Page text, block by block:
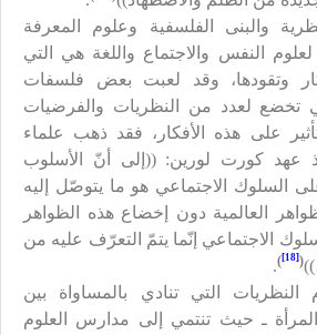
والبنى الفلسفية وعلوم المعرفة
النفس والاجتماع واللغة هي التي
وتقودها، وقد لعبت بعض فلسفات
تخضع لعدد من النظريات والفرضيات
على هذه الأفكار، فقد ذهب علماء
عهد كورت لورين: ((إلى أنّ الأسلوب
السلوك الاجتماعي هو ما يتوصّل إليه
العالمية دون إخضاع هذه الظواهر
الاجتماعي إنّما يتمّ التعرّف عليه من
(
[18]
)
.
التي تنادي بالمساواة بين
ـ حيث تنتمي إلى مدارس العلوم